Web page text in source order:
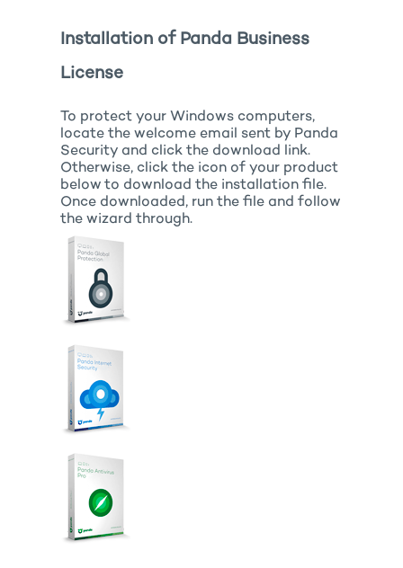
Installation of Panda Business
License
To protect your Windows computers,
locate the welcome email sent by Panda
Security and click the download link.
Otherwise, click the icon of your product
below to download the installation file.
Once downloaded, run the file and follow
the wizard through.